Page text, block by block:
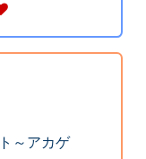
～アカゲ